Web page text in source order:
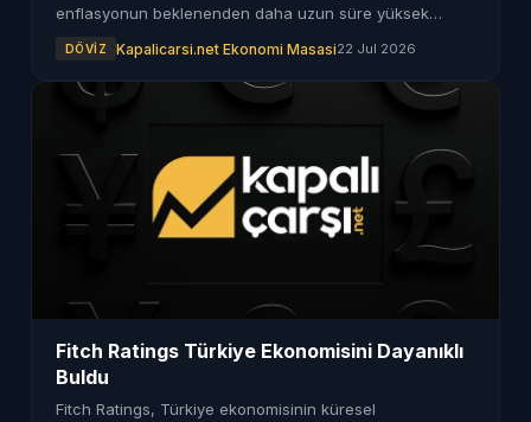
enflasyonun beklenenden daha uzun süre yüksek
artırımlarına yönelebileceği anlamına geliyor.
DÖVIZ Kapalicarsi.net Ekonomi Masasi22 Jul 2026
Fitch Ratings Türkiye Ekonomisini Dayanıklı
Buldu
Fitch Ratings, Türkiye ekonomisinin küresel